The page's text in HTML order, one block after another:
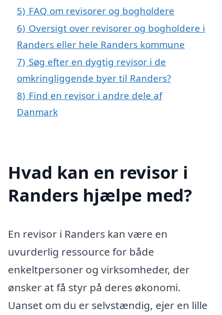
5) FAQ om revisorer og bogholdere
6) Oversigt over revisorer og bogholdere i
Randers eller hele Randers kommune
7) Søg efter en dygtig revisor i de
omkringliggende byer til Randers?
8) Find en revisor i andre dele af
Danmark
Hvad kan en revisor i
Randers hjælpe med?
En revisor i Randers kan være en
uvurderlig ressource for både
enkeltpersoner og virksomheder, der
ønsker at få styr på deres økonomi.
Uanset om du er selvstændig, ejer en lille